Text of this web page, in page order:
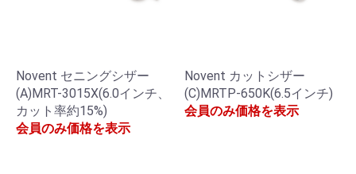
Novent セニングシザー
(A)MRT-3015X(6.0インチ、
カット率約15%)
会員のみ価格を表示
Novent カットシザー
(C)MRTP-650K(6.5インチ)
会員のみ価格を表示